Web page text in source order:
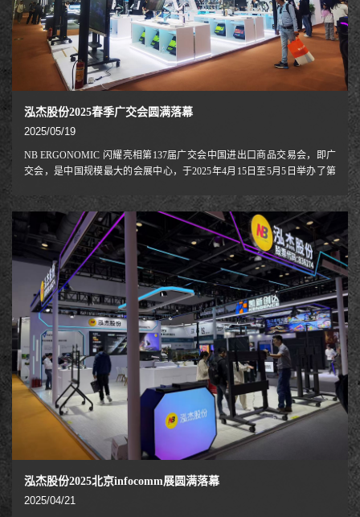
泓杰股份2025春季广交会圆满落幕
2025/05/19
NB ERGONOMIC 闪耀亮相第137届广交会中国进出口商品交易会，即广
交会，是中国规模最大的会展中心，于2025年4月15日至5月5日举办了第
已连续第三次参展。我们的新品——彩色显示器支架和重型游戏显示器支
架——受到了来自世界各地买家的一致好评，所有到访我们展位的现有客
户都表现出浓厚的兴趣，并热烈探讨了进一步合作的途径。
泓杰股份2025北京infocomm展圆满落幕
2025/04/21